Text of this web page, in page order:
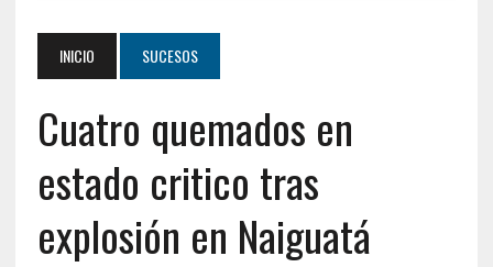
INICIO SUCESOS
Cuatro quemados en
estado critico tras
explosión en Naiguatá